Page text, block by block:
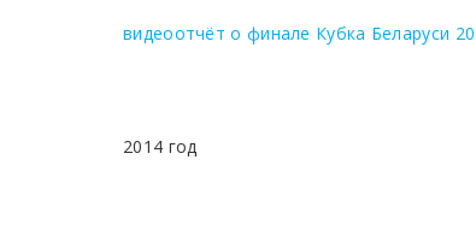
видеоотчёт о финале Кубка Беларуси
2014 год